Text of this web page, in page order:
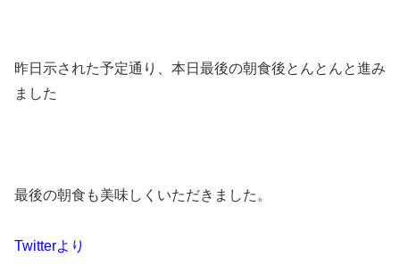
昨日示された予定通り、本日最後の朝食後とんとんと進み
ました
最後の朝食も美味しくいただきました。
Twitterより